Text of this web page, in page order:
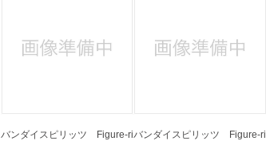
バンダイスピリッツ Figure-riバンダイスピリッツ Figure-ri